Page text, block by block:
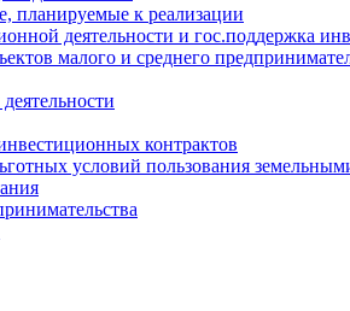
планируемые к реализации
деятельности и гос.поддержка
малого и среднего
контрактов
условий пользования